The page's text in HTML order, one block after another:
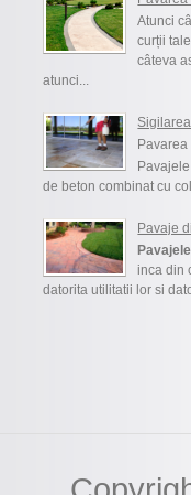
Atunci
curții
câteva
atunci...
de beton combinat cu
Pavaje
inca din
datorita utilitatii lor si